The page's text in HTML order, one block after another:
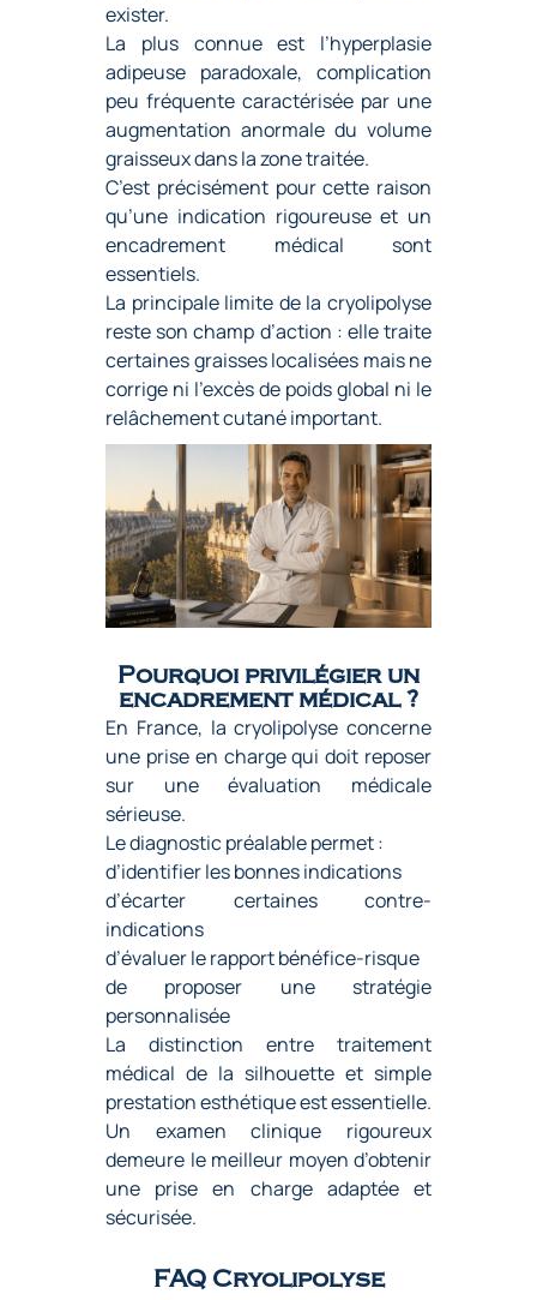
exister.
La plus connue est l’hyperplasie
adipeuse paradoxale, complication
peu fréquente caractérisée par une
augmentation anormale du volume
graisseux dans la zone traitée.
C’est précisément pour cette raison
qu’une indication rigoureuse et un
encadrement médical sont
essentiels.
La principale limite de la cryolipolyse
reste son champ d’action : elle traite
certaines graisses localisées mais ne
corrige ni l’excès de poids global ni le
relâchement cutané important.
Pourquoi privilégier un
encadrement médical ?
En France, la cryolipolyse concerne
une prise en charge qui doit reposer
sur une évaluation médicale
sérieuse.
Le diagnostic préalable permet :
d’identifier les bonnes indications
d’écarter certaines contre-
indications
d’évaluer le rapport bénéfice-risque
de proposer une stratégie
personnalisée
La distinction entre traitement
médical de la silhouette et simple
prestation esthétique est essentielle.
Un examen clinique rigoureux
demeure le meilleur moyen d’obtenir
une prise en charge adaptée et
sécurisée.
FAQ Cryolipolyse